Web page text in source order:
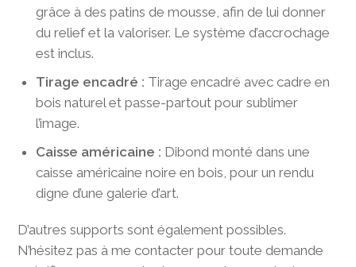
grâce à des patins de mousse, afin de lui donner
du relief et la valoriser. Le système d’accrochage
est inclus.
Tirage encadré : Tirage encadré avec cadre en
bois naturel et passe-partout pour sublimer
l’image.
Caisse américaine : Dibond monté dans une
caisse américaine noire en bois, pour un rendu
digne d’une galerie d’art.
D’autres supports sont également possibles.
N’hésitez pas à me contacter pour toute demande